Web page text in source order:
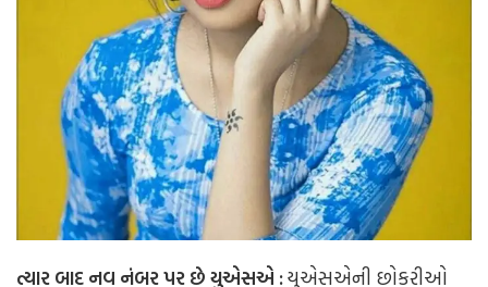
ત્યાર બાદ નવ નંબર પર છે યુએસએ :યુએસએની છોકરીઓ